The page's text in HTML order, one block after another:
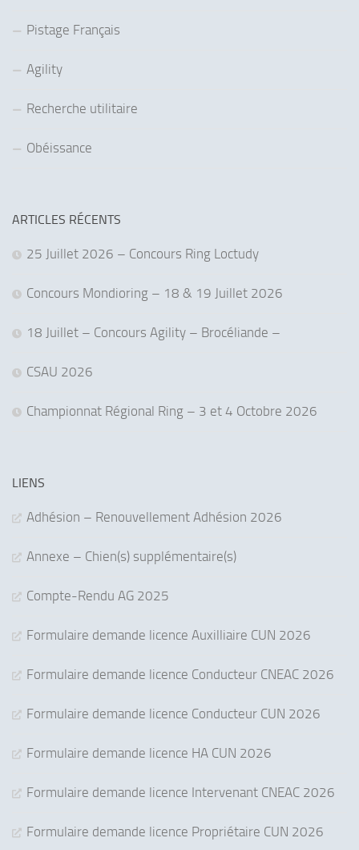
Pistage Français
Agility
Recherche utilitaire
Obéissance
ARTICLES RÉCENTS
25 Juillet 2026 – Concours Ring Loctudy
Concours Mondioring – 18 & 19 Juillet 2026
18 Juillet – Concours Agility – Brocéliande –
CSAU 2026
Championnat Régional Ring – 3 et 4 Octobre 2026
LIENS
Adhésion – Renouvellement Adhésion 2026
Annexe – Chien(s) supplémentaire(s)
Compte-Rendu AG 2025
Formulaire demande licence Auxilliaire CUN 2026
Formulaire demande licence Conducteur CNEAC 2026
Formulaire demande licence Conducteur CUN 2026
Formulaire demande licence HA CUN 2026
Formulaire demande licence Intervenant CNEAC 2026
Formulaire demande licence Propriétaire CUN 2026